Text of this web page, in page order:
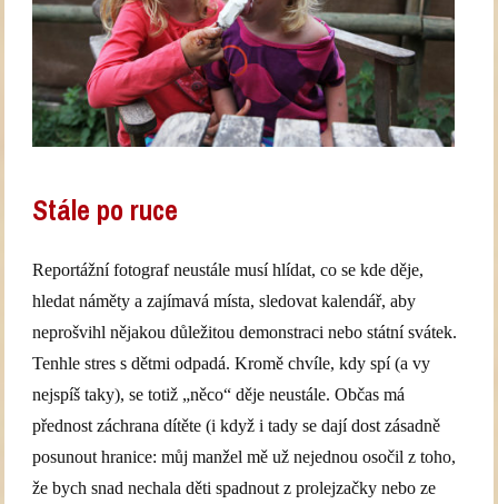
Stále po ruce
Reportážní fotograf neustále musí hlídat, co se kde děje,
hledat náměty a zajímavá místa, sledovat kalendář, aby
neprošvihl nějakou důležitou demonstraci nebo státní svátek.
Tenhle stres s dětmi odpadá. Kromě chvíle, kdy spí (a vy
nejspíš taky), se totiž „něco“ děje neustále. Občas má
přednost záchrana dítěte (i když i tady se dají dost zásadně
posunout hranice: můj manžel mě už nejednou osočil z toho,
že bych snad nechala děti spadnout z prolejzačky nebo ze